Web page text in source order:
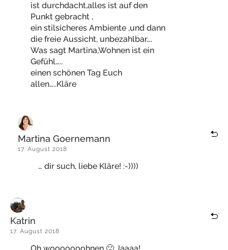
ist durchdacht,alles ist auf den
Punkt gebracht ,
ein stilsicheres Ambiente ,und dann
die freie Aussicht, unbezahlbar….
Was sagt Martina,Wohnen ist ein
Gefühl…..
einen schönen Tag Euch
allen…..Kläre
Martina Goernemann
17. August 2018
… dir such, liebe Kläre! :-))))
Katrin
17. August 2018